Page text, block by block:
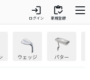
login
ログイン
inventory
新規登録
ウェッジ パター